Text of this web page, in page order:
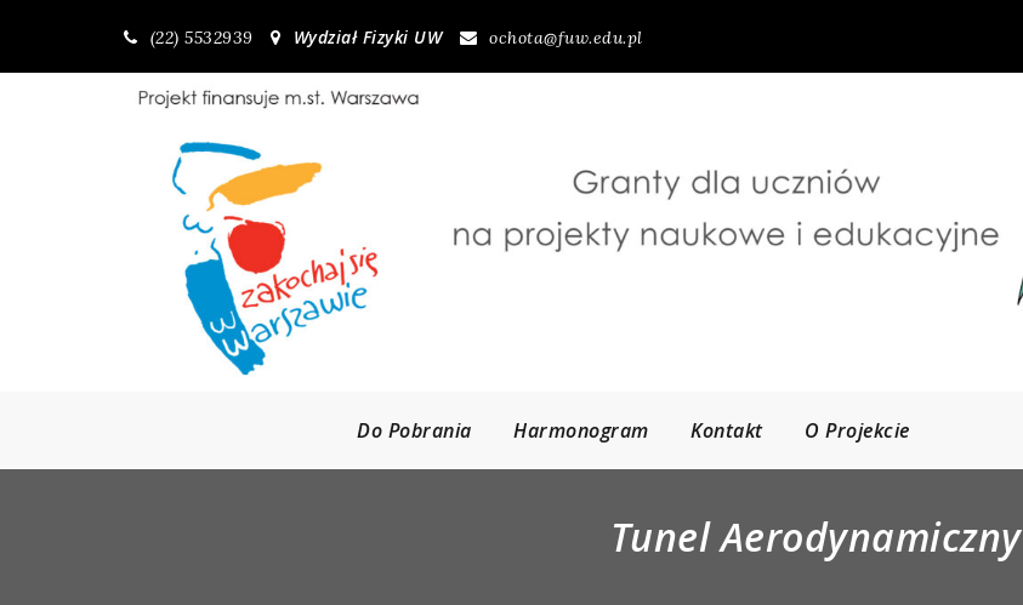
content
(22) 5532939 Wydział Fizyki UW ochota@fuw.edu.pl
Do Pobrania Harmonogram Kontakt O Projekcie
Tunel Aerodynamiczny